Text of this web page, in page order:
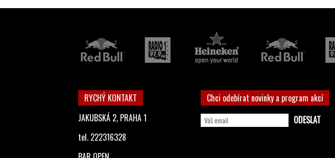
RYCHÝ KONTAKT
JAKUBSKÁ 2, PRAHA 1
tel. 222316328
Chci odebírat novinky a program akcí